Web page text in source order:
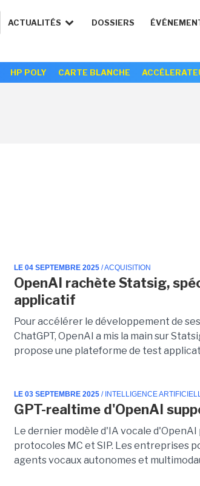
ACTUALITÉS DOSSIERS
HP POLY CARTE BLANCHE
LE 04 SEPTEMBRE 2025 / ACQUISITION
OpenAI rachète Statsig,
applicatif
Pour accélérer le développement de
ChatGPT, OpenAI a mis la main sur
propose une plateforme de test
LE 03 SEPTEMBRE 2025 / INTELLIGENCE
GPT-realtime d'OpenAI
Le dernier modèle d'IA vocale
protocoles MC et SIP. Les entreprises
agents vocaux autonomes et